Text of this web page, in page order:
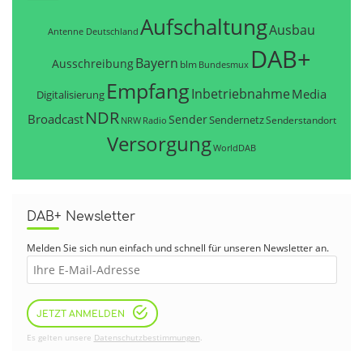
Antenne Deutschland AufschaltungAusbau
AusschreibungBayern blm Bundesmux DAB+
Digitalisierung EmpfangInbetriebnahme Media
Broadcast NDR NRW Radio SenderSendernetzSenderstandort
VersorgungWorldDAB
DAB+ Newsletter
Melden Sie sich nun einfach und schnell für unseren Newsletter an.
JETZT ANMELDEN
Es gelten unsere Datenschutzbestimmungen.